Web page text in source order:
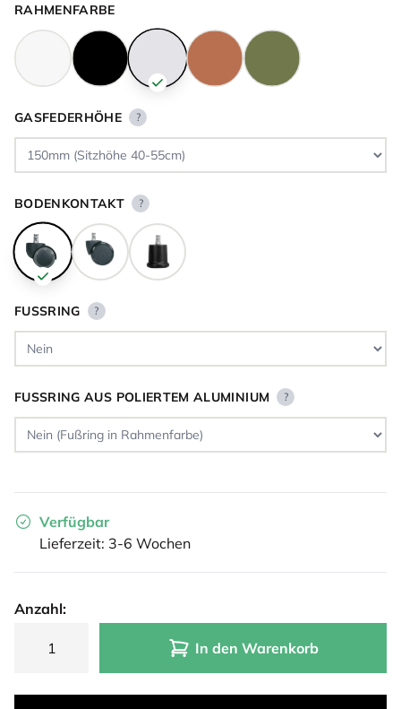
RAHMENFARBE
GASFEDERHÖHE ?
BODENKONTAKT ?
FUSSRING ?
FUSSRING AUS POLIERTEM ALUMINIUM ?
Verfügbar
Lieferzeit: 3-6 Wochen
Anzahl:
In den Warenkorb